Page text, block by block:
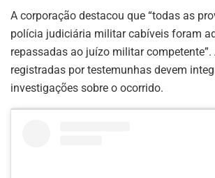
A corporação destacou que “todas as
polícia judiciária militar cabíveis foram
repassadas ao juízo militar
registradas por testemunhas devem
investigações sobre o ocorrido.